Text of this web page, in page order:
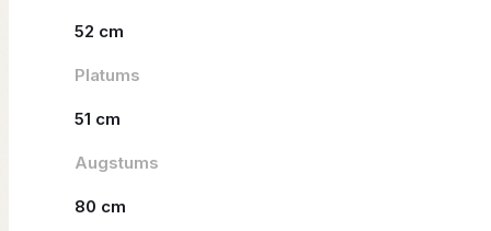
52 cm
Platums
51 cm
Augstums
80 cm